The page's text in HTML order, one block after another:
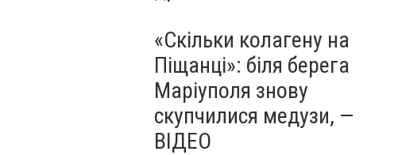
«Скільки колагену на
Піщанці»: біля берега
Маріуполя знову
скупчилися медузи, —
ВІДЕО